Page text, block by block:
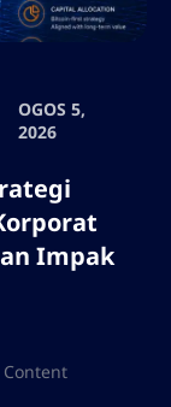
OGOS 5,
2026
Impak